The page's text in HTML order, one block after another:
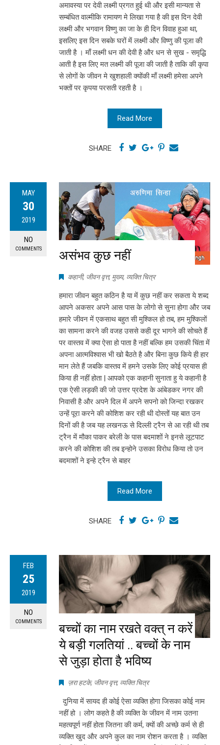
अमावस्या पर देवी लक्ष्मी प्रगत हुई थी और इसी मान्यता से
सम्बंधित वाल्मीकि रामायण मे लिखा गया है की इस दिन देवी
लक्ष्मी और भगवान विष्णु का जा के ही दिन विवाह हुआ था,
इसलिए इस दिन सबके घरों में लक्ष्मी और विष्णु की पूजा की
जाती है । माँ लक्ष्मी धन की देवी है और धन से सुख - समृद्धि
आती है इस लिए मत लक्ष्मी की पूजा की जाती है ताकि की कृपा
से लोगों के जीवन मे खुशहाली क्योंकी माँ लक्ष्मी हमेसा अपने
भक्तों पर कृपया परसती रहती है ।
Read More
SHARE
MAY
30
2019
NO
COMMENTS असंभव कुछ नहीं
कहानी, जीवन वृत्त, मुख्य, व्यक्ति चित्र
हमारा जीवन बहुत कठिन है या में कुछ नहीं कर सकता ये शब्द
आपने अकसर अपने आस पास के लोगो से सुना होगा और जब
हमारे जीवन में एकसाथ बहुत सी मुश्किल हो तब, हम मुश्किलों
का सामना करने की वजह उससे कही दूर भागने की सोचते हैं
पर वास्तव में क्या ऐसा हो पाता है नहीं बल्कि हम उसकी चिंता में
अपना आत्मविश्वास भी खो बैठते है और बिना कुछ किये ही हार
मान लेते हैं जबकि वास्तव में हमने उसके लिए कोई प्रयास ही
किया ही नहीं होता | आपको एक कहानी सुनाता हु ये कहानी है
एक ऐसी लड़की की जो उत्तर प्रदेश के आंबेडकर नगर की
निवासी है और अपने दिल में अपने सपनो को जिन्दा रखकर
उन्हें पूरा करने की कोशिश कर रही थी दोस्तों यह बात उन
दिनों की है जब यह लखनऊ से दिल्ली ट्रैन से आ रही थी तब
ट्रैन में मौका पाकर बरेली के पास बदमाशों ने इनसे लूटपाट
करने की कोशिश की तब इन्होने उसका विरोध किया तो उन
बदमाशों ने इन्हे ट्रैन से बाहर
Read More
SHARE
FEB
25
2019
NO
COMMENTS
बच्चों का नाम रखते वक्त् न करें
ये बड़ी गलतियां .. बच्चों के नाम
से जुड़ा होता है भविष्य
ज़रा हटके, जीवन वृत्त, व्यक्ति चित्र
दुनिया में सायद ही कोई ऐसा व्यक्ति होगा जिसका कोई नाम
नहीं हो । लोग कहते है की व्यक्ति के जीवन में नाम उतना
महत्वपूर्ण नहीं होता जितना की कर्म, क्यों की अच्छे कर्म से ही
व्यक्ति खुद और अपने कुल का नाम रोशन करता है । व्यक्ति